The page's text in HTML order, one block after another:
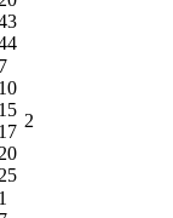
7
10
15
17
20
25
2
1